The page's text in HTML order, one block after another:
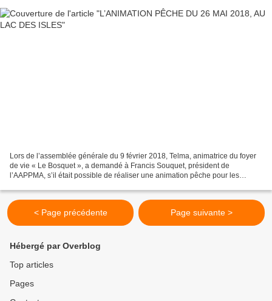
Lors de l’assemblée générale du 9 février 2018, Telma, animatrice du foyer
de vie « Le Bosquet », a demandé à Francis Souquet, président de
l’AAPPMA, s’il était possible de réaliser une animation pêche pour les
< Page précédente Page suivante >
Hébergé par Overblog
Top articles
Pages